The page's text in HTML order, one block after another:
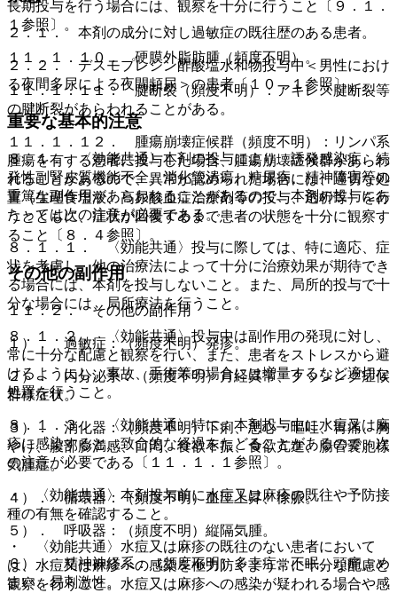
２．１． 本剤の成分に対し過敏症の既往歴のある患者。
２．２． デスモプレシン酢酸塩水和物投与中＜男性におけ
る夜間多尿による夜間頻尿＞の患者〔１０．１参照〕。
重要な基本的注意
８．１． 〈効能共通〉本剤の投与により、誘発感染症、続
発性副腎皮質機能不全、消化管潰瘍、糖尿病、精神障害等の
重篤な副作用があらわれることがあるので、本剤の投与にあ
たっては次の注意が必要である。
８．１．１． 〈効能共通〉投与に際しては、特に適応、症
状を考慮し、他の治療法によって十分に治療効果が期待でき
る場合には、本剤を投与しないこと。また、局所的投与で十
分な場合には、局所療法を行うこと。
８．１．２． 〈効能共通〉投与中は副作用の発現に対し、
常に十分な配慮と観察を行い、また、患者をストレスから避
けるようにし、事故、手術等の場合には増量するなど適切な
処置を行うこと。
８．１．３． 〈効能共通〉特に、本剤投与中に水痘又は麻
疹に感染すると、致命的な経過をたどることがあるので、次
の注意が必要である〔１１．１．１参照〕。
・ 〈効能共通〉本剤投与前に水痘又は麻疹の既往や予防接
種の有無を確認すること。
・ 〈効能共通〉水痘又は麻疹の既往のない患者において
は、水痘又は麻疹への感染を極力防ぐよう常に十分な配慮と
観察を行うこと。水痘又は麻疹への感染が疑われる場合や感
長期投与を行う場合には、観察を十分に行うこと〔９．１．
１参照〕。
１１．１．１０． 硬膜外脂肪腫（頻度不明）。
１１．１．１１． 腱断裂（頻度不明）：アキレス腱断裂等
の腱断裂があらわれることがある。
１１．１．１２． 腫瘍崩壊症候群（頻度不明）：リンパ系
腫瘍を有する患者に投与した場合、腫瘍崩壊症候群があらわ
れることがあるので、異常が認められた場合には、適切な処
置（生理食塩液、高尿酸血症治療剤等の投与、透析等）を行
うとともに、症状が回復するまで患者の状態を十分に観察す
ること〔８．４参照〕。
その他の副作用
１１．２． その他の副作用
１）． 過敏症：（頻度不明）発疹。
２）． 内分泌系：（頻度不明）月経異常、クッシング症候
群様症状。
３）． 消化器：（頻度不明）下痢、悪心・嘔吐、胃痛、胸
やけ、腹部膨満感、口渇、食欲不振、食欲亢進、腸管嚢胞様
気腫症。
４）． 循環器：（頻度不明）血圧上昇、徐脈。
５）． 呼吸器：（頻度不明）縦隔気腫。
６）． 精神神経系：（頻度不明）多幸症、不眠、頭痛、め
まい、易刺激性。